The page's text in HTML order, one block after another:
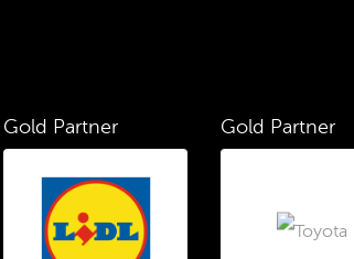
Gold Partner Gold Partner